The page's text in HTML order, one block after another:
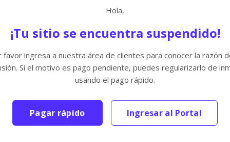
Hola,
¡Tu sitio se encuentra suspendido!
favor ingresa a nuestra área de clientes para conocer la razón
Si el motivo es pago pendiente, puedes regularizarlo de
usando el pago rápido.
Pagar rápido Ingresar al Portal